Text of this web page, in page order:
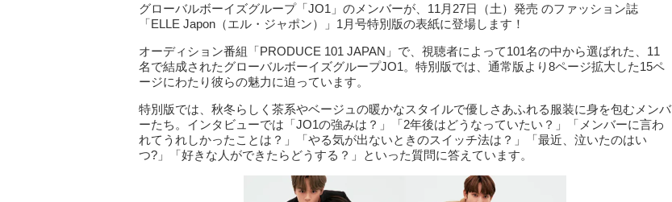
グローバルボーイズグループ「JO1」のメンバーが、11月27日（土）発売 のファッション誌
「ELLE Japon（エル・ジャポン）」1月号特別版の表紙に登場します！
オーディション番組「PRODUCE 101 JAPAN」で、視聴者によって101名の中から選ばれた、11
名で結成されたグローバルボーイズグループJO1。特別版では、通常版より8ページ拡大した15ペ
ージにわたり彼らの魅力に迫っています。
特別版では、秋冬らしく茶系やベージュの暖かなスタイルで優しさあふれる服装に身を包むメンバ
ーたち。インタビューでは「JO1の強みは？」「2年後はどうなっていたい？」「メンバーに言わ
れてうれしかったことは？」「やる気が出ないときのスイッチ法は？」「最近、泣いたのはい
つ?」「好きな人ができたらどうする？」といった質問に答えています。